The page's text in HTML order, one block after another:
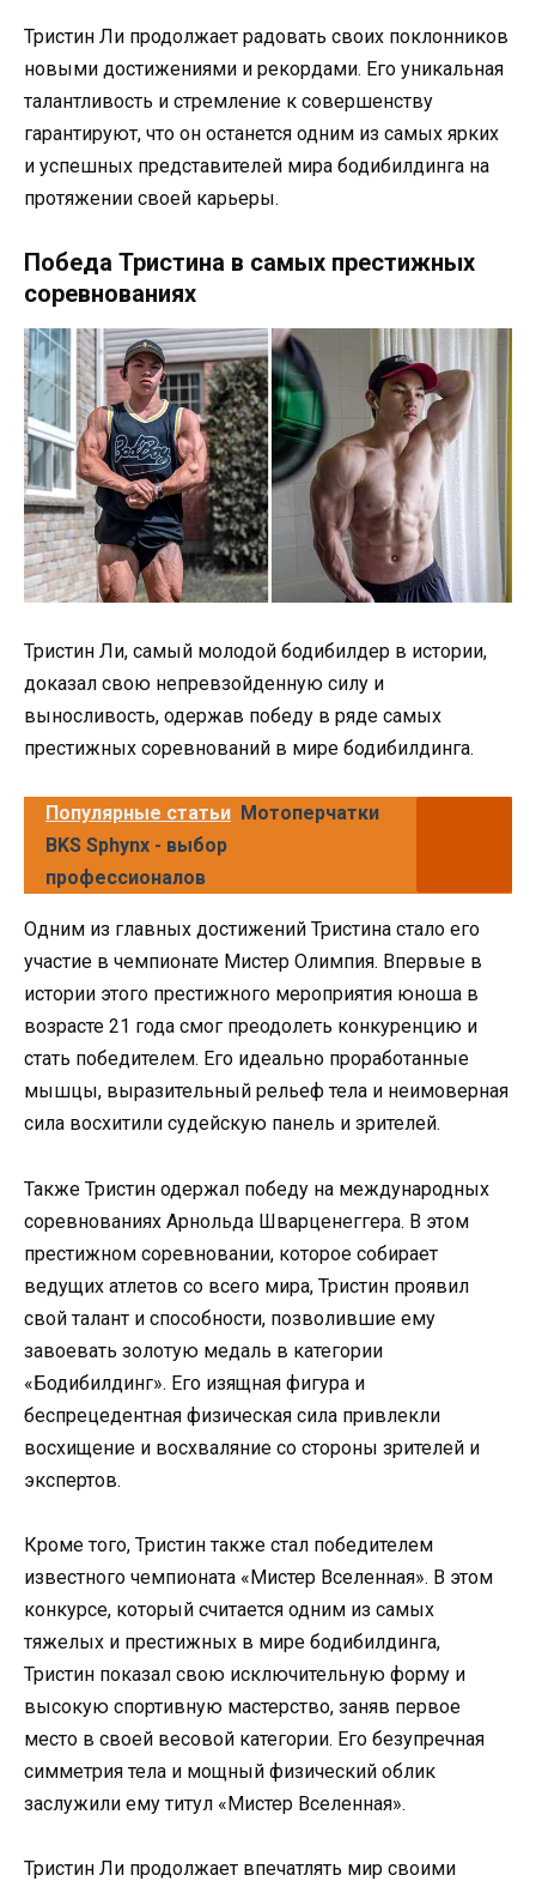
Тристин Ли продолжает радовать своих поклонников
новыми достижениями и рекордами. Его уникальная
талантливость и стремление к совершенству
гарантируют, что он останется одним из самых ярких
и успешных представителей мира бодибилдинга на
протяжении своей карьеры.
Победа Тристина в самых престижных
соревнованиях
Тристин Ли, самый молодой бодибилдер в истории,
доказал свою непревзойденную силу и
выносливость, одержав победу в ряде самых
престижных соревнований в мире бодибилдинга.
Популярные статьи Мотоперчатки
BKS Sphynx - выбор
профессионалов
Одним из главных достижений Тристина стало его
участие в чемпионате Мистер Олимпия. Впервые в
истории этого престижного мероприятия юноша в
возрасте 21 года смог преодолеть конкуренцию и
стать победителем. Его идеально проработанные
мышцы, выразительный рельеф тела и неимоверная
сила восхитили судейскую панель и зрителей.
Также Тристин одержал победу на международных
соревнованиях Арнольда Шварценеггера. В этом
престижном соревновании, которое собирает
ведущих атлетов со всего мира, Тристин проявил
свой талант и способности, позволившие ему
завоевать золотую медаль в категории
«Бодибилдинг». Его изящная фигура и
беспрецедентная физическая сила привлекли
восхищение и восхваляние со стороны зрителей и
экспертов.
Кроме того, Тристин также стал победителем
известного чемпионата «Мистер Вселенная». В этом
конкурсе, который считается одним из самых
тяжелых и престижных в мире бодибилдинга,
Тристин показал свою исключительную форму и
высокую спортивную мастерство, заняв первое
место в своей весовой категории. Его безупречная
симметрия тела и мощный физический облик
заслужили ему титул «Мистер Вселенная».
Тристин Ли продолжает впечатлять мир своими